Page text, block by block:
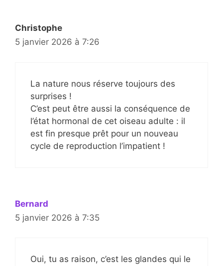
Christophe
5 janvier 2026 à 7:26
La nature nous réserve toujours des
surprises !
C’est peut être aussi la conséquence de
l’état hormonal de cet oiseau adulte : il
est fin presque prêt pour un nouveau
cycle de reproduction l’impatient !
Bernard
5 janvier 2026 à 7:35
Oui, tu as raison, c’est les glandes qui le